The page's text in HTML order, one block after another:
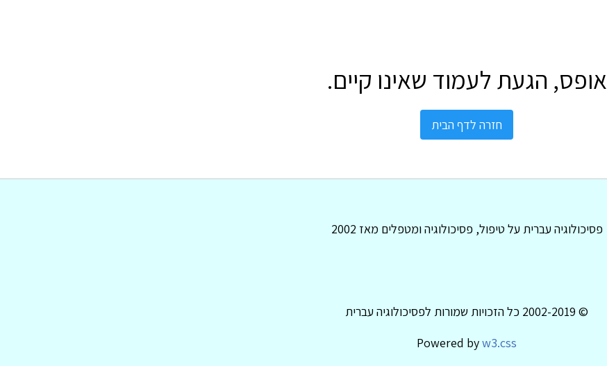
אופס, הגעת לעמוד שאינו קיים.
חזרה לדף הבית
פסיכולוגיה עברית על טיפול, פסיכולוגיה ומטפלים מאז 2002
© 2002-2019 כל הזכויות שמורות לפסיכולוגיה עברית
Powered byw3.css